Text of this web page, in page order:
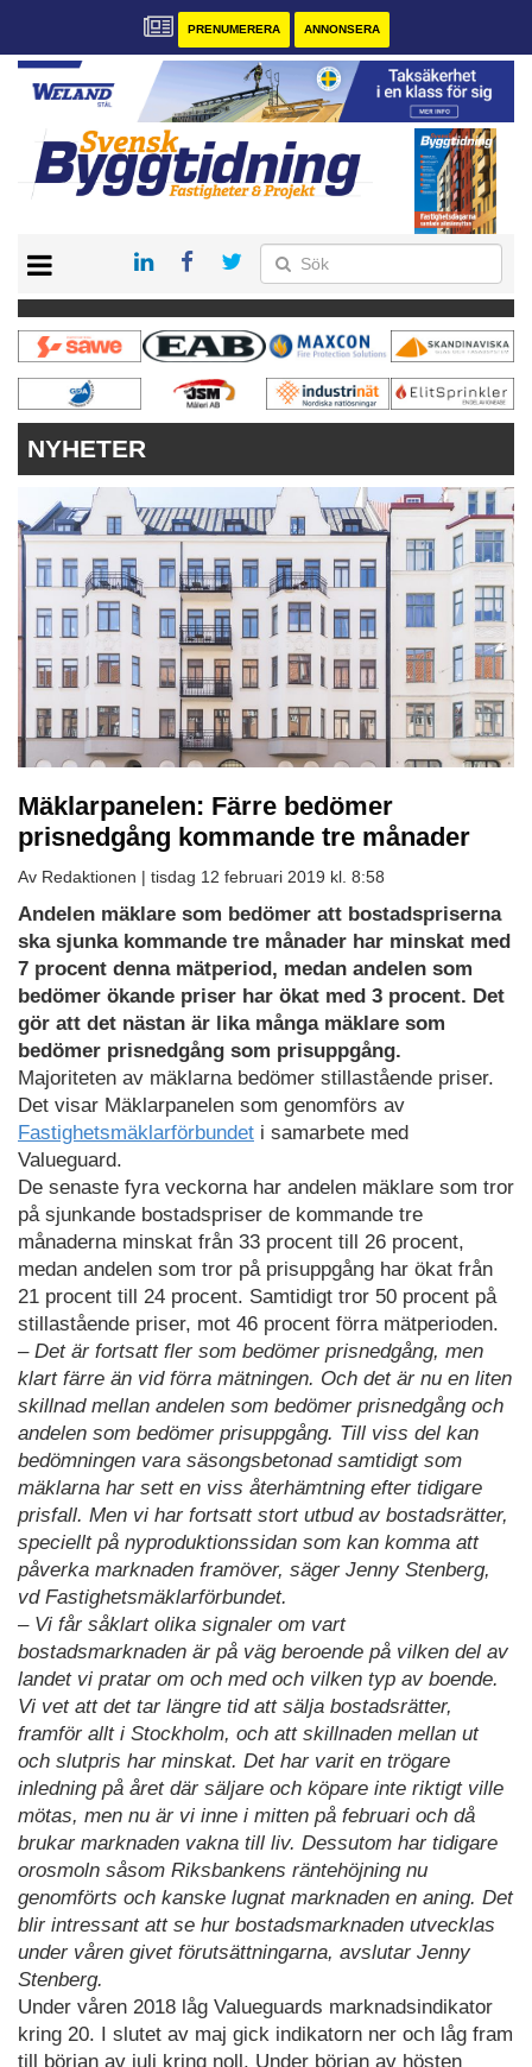
PRENUMERERA ANNONSERA
PRENUMERERA
VÅRA ANDRA MAGASIN
ANNONSERA
KONTAKT
NYHETER
Mäklarpanelen: Färre bedömer
prisnedgång kommande tre månader
Av Redaktionen | tisdag 12 februari 2019 kl. 8:58
Andelen mäklare som bedömer att bostadspriserna
ska sjunka kommande tre månader har minskat med
7 procent denna mätperiod, medan andelen som
bedömer ökande priser har ökat med 3 procent. Det
gör att det nästan är lika många mäklare som
bedömer prisnedgång som prisuppgång.
Majoriteten av mäklarna bedömer stillastående priser.
Det visar Mäklarpanelen som genomförs av
Fastighetsmäklarförbundet i samarbete med
Valueguard.
De senaste fyra veckorna har andelen mäklare som tror
på sjunkande bostadspriser de kommande tre
månaderna minskat från 33 procent till 26 procent,
medan andelen som tror på prisuppgång har ökat från
21 procent till 24 procent. Samtidigt tror 50 procent på
stillastående priser, mot 46 procent förra mätperioden.
– Det är fortsatt fler som bedömer prisnedgång, men
klart färre än vid förra mätningen. Och det är nu en liten
skillnad mellan andelen som bedömer prisnedgång och
andelen som bedömer prisuppgång. Till viss del kan
bedömningen vara säsongsbetonad samtidigt som
mäklarna har sett en viss återhämtning efter tidigare
prisfall. Men vi har fortsatt stort utbud av bostadsrätter,
speciellt på nyproduktionssidan som kan komma att
påverka marknaden framöver, säger Jenny Stenberg,
vd Fastighetsmäklarförbundet.
– Vi får såklart olika signaler om vart
bostadsmarknaden är på väg beroende på vilken del av
landet vi pratar om och med och vilken typ av boende.
Vi vet att det tar längre tid att sälja bostadsrätter,
framför allt i Stockholm, och att skillnaden mellan ut
och slutpris har minskat. Det har varit en trögare
inledning på året där säljare och köpare inte riktigt ville
mötas, men nu är vi inne i mitten på februari och då
brukar marknaden vakna till liv. Dessutom har tidigare
orosmoln såsom Riksbankens räntehöjning nu
genomförts och kanske lugnat marknaden en aning. Det
blir intressant att se hur bostadsmarknaden utvecklas
under våren givet förutsättningarna, avslutar Jenny
Stenberg.
Under våren 2018 låg Valueguards marknadsindikator
kring 20. I slutet av maj gick indikatorn ner och låg fram
till början av juli kring noll. Under början av hösten